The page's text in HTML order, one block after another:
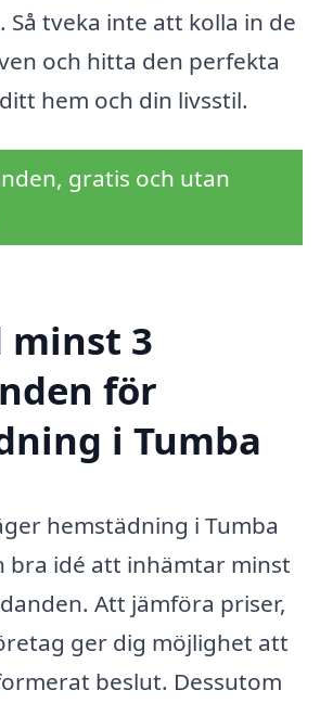
Så tveka inte att kolla in de
och hitta den perfekta
hem och din livsstil.
gratis och utan
minst 3
för
i Tumba
hemstädning i Tumba
bra idé att inhämtar minst
Att jämföra priser,
ger dig möjlighet att
beslut. Dessutom